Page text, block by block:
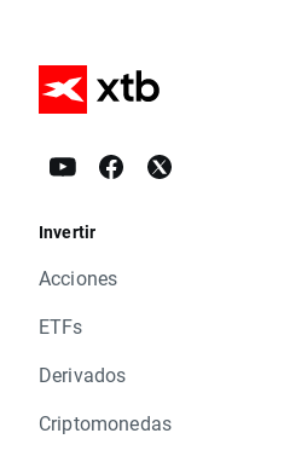
Invertir
Acciones
ETFs
Derivados
Criptomonedas